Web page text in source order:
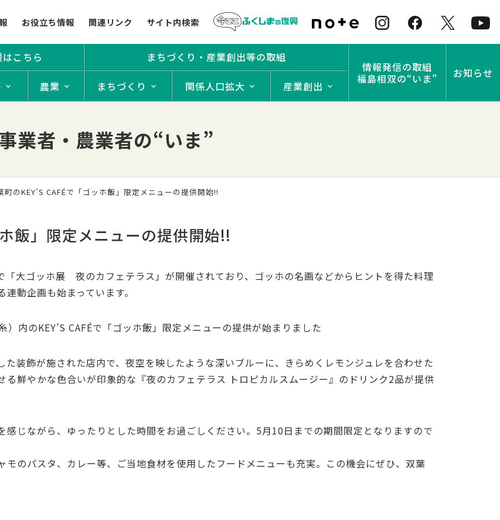
お役立ち情報 関連リンク サイト内検索
こちら
農業
まちづくり・産業創出等の取組
まちづくり 関係人口拡大 産業創出
情報発信の取組
福島相双の“いま”
お知らせ
業者・農業者の“いま”
町のKEY’S CAFÉで「ゴッホ飯」限定メニューの提供開始!!
飯」限定メニューの提供開始!!
大ゴッホ展 夜のカフェテラス」が開催されており、ゴッホの名画などからヒントを得た料理
動企画も始まっています。
内のKEY’S CAFÉで「ゴッホ飯」限定メニューの提供が始まりました
装飾が施された店内で、夜空を映したような深いブルーに、きらめくレモンジュレを合わせた
る鮮やかな色合いが印象的な『夜のカフェテラス トロピカルスムージー』のドリンク2品が提供
じながら、ゆったりとした時間をお過ごしください。5月10日までの期間限定となりますので
モのパスタ、カレー等、ご当地食材を使用したフードメニューも充実。この機会にぜひ、双葉